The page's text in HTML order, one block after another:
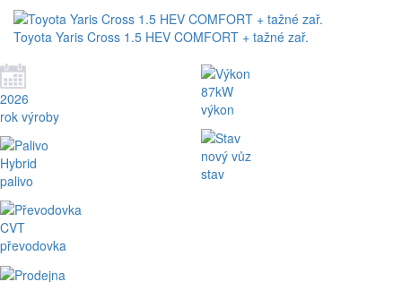
Toyota Yaris Cross 1.5 HEV COMFORT + tažné zař.
2026
rok výroby
Hybrid
palivo
CVT
převodovka
87kW
výkon
nový vůz
stav